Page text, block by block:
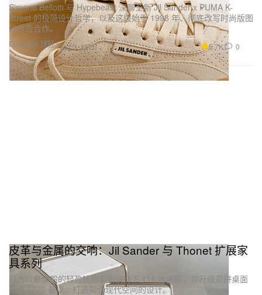
Footwear 球鞋
Simone Bellotti 与 Hypebeast 深聊全新 Jil Sander x PUMA K-
Street 的极简设计哲学，以及这段始于 1998 年、彻底改写时尚版图
的传奇合作。
Apr 3, 2026 5.7K 0
皮革与金属的交响：Jil Sander 与 Thonet 扩展家
具系列
双方以悬浮般的轻盈轮廓重新演绎 S 411 休闲椅，并升级双拼桌面
的 S 1070 餐桌，打造契合现代空间的设计。